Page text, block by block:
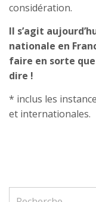
considération.
Il s’agit
nationale en
faire en sorte
dire !
* inclus les
et internationales.